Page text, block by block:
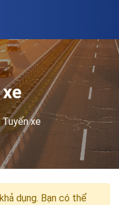
Tuyến xe
dụng. Bạn có thể